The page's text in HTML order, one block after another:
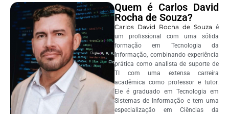
Quem é Carlos David
Rocha de Souza?
Carlos David Rocha de Souza é
um profissional com uma sólida
formação em Tecnologia da
Informação, combinando experiência
prática como analista de suporte de
TI com uma extensa carreira
acadêmica como professor e tutor.
Ele é graduado em Tecnologia em
Sistemas de Informação e tem uma
especialização em Ciências da